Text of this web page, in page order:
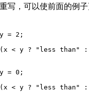
写，可以使前面的例
= 2;
< y ? "less than" :
= 0;
< y ? "less than" :